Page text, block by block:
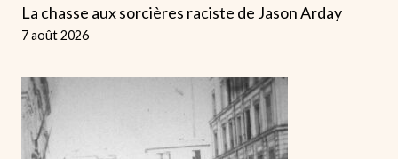
La chasse aux sorcières raciste de Jason Arday
7 août 2026